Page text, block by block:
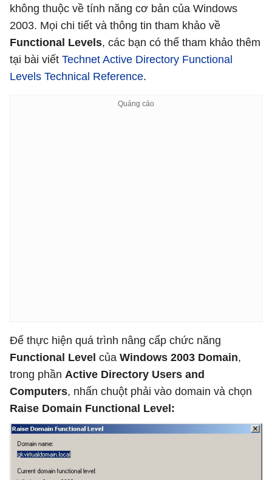
không thuộc về tính năng cơ bản của Windows
2003. Mọi chi tiết và thông tin tham khảo về
Functional Levels, các bạn có thể tham khảo thêm
tại bài viết Technet Active Directory Functional
Levels Technical Reference.
Để thực hiện quá trình nâng cấp chức năng
Functional Level của Windows 2003 Domain,
trong phần Active Directory Users and
Computers, nhấn chuột phải vào domain và chọn
Raise Domain Functional Level: